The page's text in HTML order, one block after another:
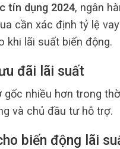
tín dụng 2024, ngân
cần xác định tỷ lệ
khi lãi suất biến động.
đãi lãi suất
nhiều hơn trong
và chủ đầu tư hỗ trợ.
biến động lãi